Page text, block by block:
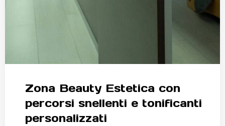
Zona Beauty Estetica con
percorsi snellenti e tonificanti
personalizzati